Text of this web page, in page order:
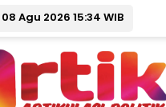
Agu 2026 15:34 WIB